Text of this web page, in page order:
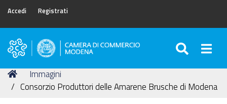
Accedi Registrati
Camera
Commercio
di
Tu
sei
Home
Immagini
Consorzio Produttori delle Amarene Brusche di Modena